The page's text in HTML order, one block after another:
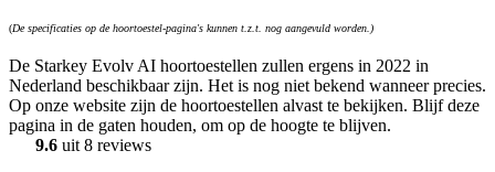
(De specificaties op de hoortoestel-pagina's kunnen t.z.t. nog aangevuld worden.)
De Starkey Evolv AI hoortoestellen zullen ergens in 2022 in
Nederland beschikbaar zijn. Het is nog niet bekend wanneer precies.
Op onze website zijn de hoortoestellen alvast te bekijken. Blijf deze
pagina in de gaten houden, om op de hoogte te blijven.
9.6 uit 8 reviews